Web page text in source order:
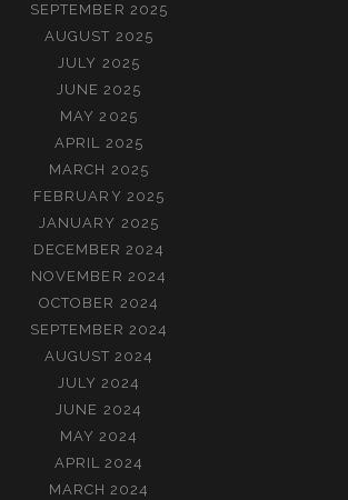
SEPTEMBER 2025
AUGUST 2025
JULY 2025
JUNE 2025
MAY 2025
APRIL 2025
MARCH 2025
FEBRUARY 2025
JANUARY 2025
DECEMBER 2024
NOVEMBER 2024
OCTOBER 2024
SEPTEMBER 2024
AUGUST 2024
JULY 2024
JUNE 2024
MAY 2024
APRIL 2024
MARCH 2024